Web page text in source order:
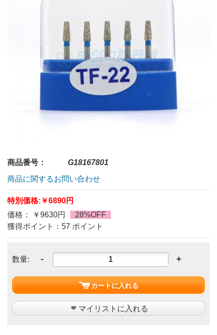
商品番号：
G18167801
商品に関するお問い合わせ
特別価格: ￥6890円
価格： ￥9630円
28%OFF
獲得ポイント：57 ポイント
数量: - +
カートに入れる
マイリストに入れる